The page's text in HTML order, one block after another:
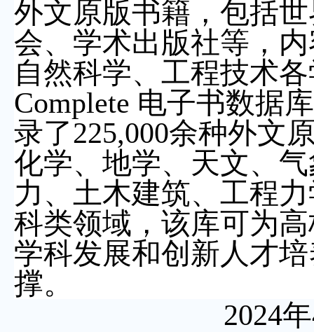
外文原版书籍，包括
会、学术出版社等，
自然科学、工程技术
Complete 电子书数据
录了225,000余种外文
化学、地学、天文、
力、土木建筑、工程
科类领域，该库可为
学科发展和创新人才
撑。
2024